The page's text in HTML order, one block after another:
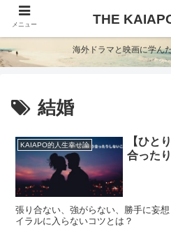
海外ドラマと映画に学ん
結婚
KAIAPO的人生幸せ論
【ひと
合った
張り合ない、強がらない、勝手に妄
イラルに入らないコツとは？
メニュー THE